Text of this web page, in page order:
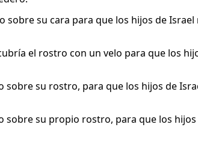
sobre su cara para que los hijos de
el rostro con un velo para que los
sobre su rostro, para que los hijos de
sobre su propio rostro, para que los